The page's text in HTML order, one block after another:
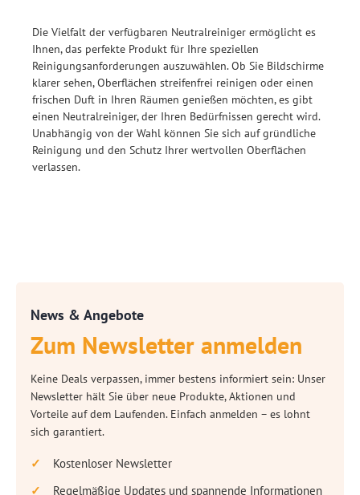
Die Vielfalt der verfügbaren Neutralreiniger ermöglicht es
Ihnen, das perfekte Produkt für Ihre speziellen
Reinigungsanforderungen auszuwählen. Ob Sie Bildschirme
klarer sehen, Oberflächen streifenfrei reinigen oder einen
frischen Duft in Ihren Räumen genießen möchten, es gibt
einen Neutralreiniger, der Ihren Bedürfnissen gerecht wird.
Unabhängig von der Wahl können Sie sich auf gründliche
Reinigung und den Schutz Ihrer wertvollen Oberflächen
verlassen.
News & Angebote
Zum Newsletter anmelden
Keine Deals verpassen, immer bestens informiert sein: Unser
Newsletter hält Sie über neue Produkte, Aktionen und
Vorteile auf dem Laufenden. Einfach anmelden – es lohnt
sich garantiert.
Kostenloser Newsletter
Regelmäßige Updates und spannende Informationen